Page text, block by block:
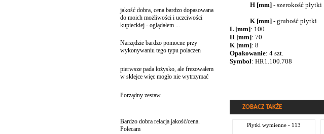
jakość dobra, cena bardzo dopasowana
do moich możliwości i uczciwości
kupieckiej - oglądałem ...
Narzędzie bardzo pomocne przy
wykonywaniu tego typu polaczen
pierwsze pada łożysko, ale frezowałem
w sklejce więc mogło nie wytrzymać
Porządny zestaw.
Bardzo dobra relacja jakość/cena.
Polecam
H [mm] - szerokość płytki
K [mm] - grubość płytki
L [mm]: 100
H [mm]: 70
K [mm]: 8
Opakowanie: 4 szt.
Symbol: HR1.100.708
ZOBACZ TAKŻE
płytki wymienne - 113